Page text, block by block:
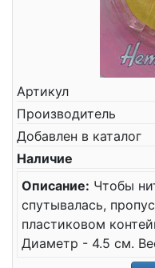
Артикул
Производитель
Добавлен в каталог
Наличие
Описание: Чтобы
спутывалась,
пластиковом
Диаметр - 4.5 см.